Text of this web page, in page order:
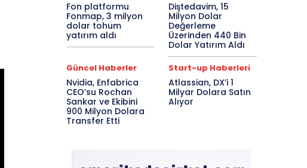
Fon platformu
Fonmap, 3 milyon
dolar tohum
yatırım aldı
Diştedavim, 15
Milyon Dolar
Değerleme
Üzerinden 440 Bin
Dolar Yatırım Aldı
Güncel Haberler
Nvidia, Enfabrica
CEO’su Rochan
Sankar ve Ekibini
900 Milyon Dolara
Transfer Etti
Start-up Haberleri
Atlassian, DX’i 1
Milyar Dolara Satın
Alıyor